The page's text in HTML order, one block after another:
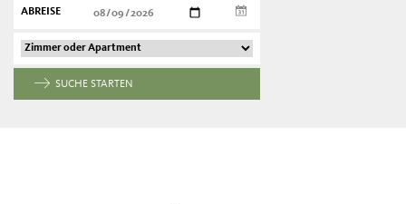
ABREISE
SUCHE STARTEN